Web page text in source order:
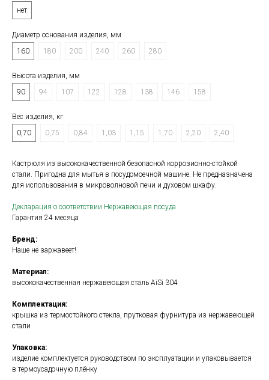
нет
Диаметр основания изделия, мм⠀
160
180 200 240 260 280
Высота изделия, мм⠀⠀⠀⠀⠀⠀⠀⠀⠀⠀⠀⠀
90
94 107 122 128 138 146 158
Вес изделия, кг⠀⠀⠀⠀⠀⠀⠀⠀⠀⠀⠀⠀⠀⠀⠀
0,70
0,75 0,84 1,03 1,15 1,70 2,20 2,40
Кастрюля из высококачественной безопасной коррозионно-стойкой
стали. Пригодна для мытья в посудомоечной машине. Не предназначена
для использования в микроволновой печи и духовом шкафу.
Декларация о соответствии Нержавеющая посуда
Гарантия 24 месяца
Бренд:
Наше не заржавеет!
Материал:
высококачественная нержавеющая сталь AiSi 304
Комплектация:
крышка из термостойкого стекла, прутковая фурнитура из нержавеющей
стали
Упаковка:
изделие комплектуется руководством по эксплуатации и упаковывается
в термоусадочную плёнку